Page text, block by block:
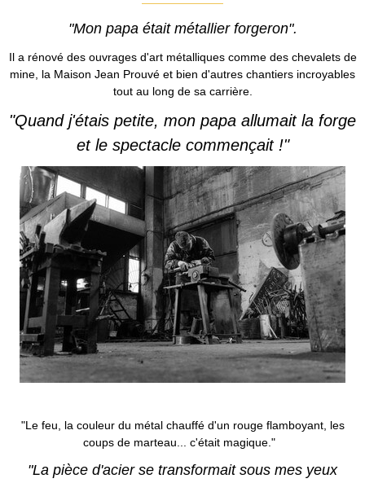
"Mon papa était métallier forgeron".
Il a rénové des ouvrages d'art métalliques comme des chevalets de
mine, la Maison Jean Prouvé et bien d'autres chantiers incroyables
tout au long de sa carrière.
"Quand j'étais petite, mon papa allumait la forge
et le spectacle commençait !"
"Le feu, la couleur du métal chauffé d'un rouge flamboyant, les
coups de marteau... c'était magique."
"La pièce d'acier se transformait sous mes yeux